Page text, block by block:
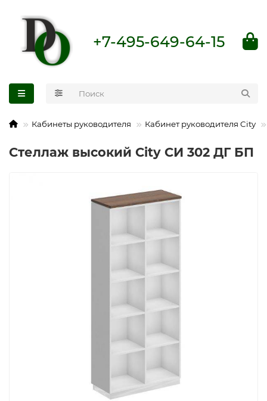
+7-495-649-64-15
Кабинеты руководителя Кабинет руководителя City
Стеллаж высокий City СИ 302 ДГ БП